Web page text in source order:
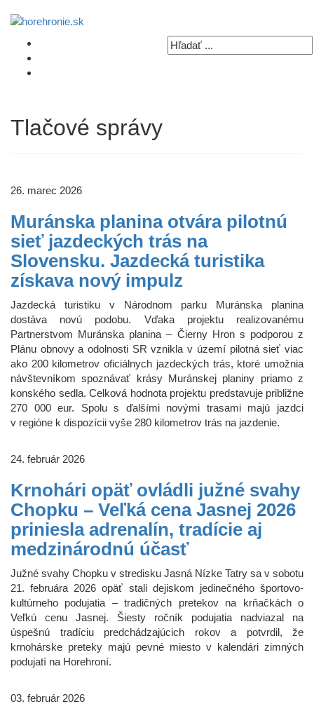
Tlačové správy
26. marec 2026
Muránska planina otvára pilotnú
sieť jazdeckých trás na
Slovensku. Jazdecká turistika
získava nový impulz
Jazdecká turistiku v Národnom parku Muránska planina
dostáva novú podobu. Vďaka projektu realizovanému
Partnerstvom Muránska planina – Čierny Hron s podporou z
Plánu obnovy a odolnosti SR vznikla v území pilotná sieť viac
ako 200 kilometrov oficiálnych jazdeckých trás, ktoré umožnia
návštevníkom spoznávať krásy Muránskej planiny priamo z
konského sedla. Celková hodnota projektu predstavuje približne
270 000 eur. Spolu s ďalšími novými trasami majú jazdci
v regióne k dispozícii vyše 280 kilometrov trás na jazdenie.
24. február 2026
Krnohári opäť ovládli južné svahy
Chopku – Veľká cena Jasnej 2026
priniesla adrenalín, tradície aj
medzinárodnú účasť
Južné svahy Chopku v stredisku Jasná Nízke Tatry sa v sobotu
21. februára 2026 opäť stali dejiskom jedinečného športovo-
kultúrneho podujatia – tradičných pretekov na krňačkách o
Veľkú cenu Jasnej. Šiesty ročník podujatia nadviazal na
úspešnú tradíciu predchádzajúcich rokov a potvrdil, že
krnohárske preteky majú pevné miesto v kalendári zimných
podujatí na Horehroní.
03. február 2026